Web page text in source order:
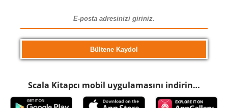
Scala Kitapcı mobil uygulamasını indirin…